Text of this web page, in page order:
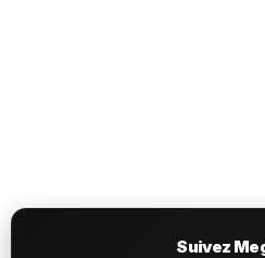
Suivez